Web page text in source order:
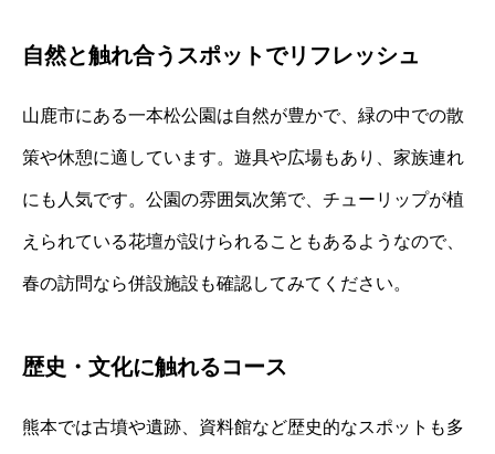
自然と触れ合うスポットでリフレッシュ
山鹿市にある一本松公園は自然が豊かで、緑の中での散
策や休憩に適しています。遊具や広場もあり、家族連れ
にも人気です。公園の雰囲気次第で、チューリップが植
えられている花壇が設けられることもあるようなので、
春の訪問なら併設施設も確認してみてください。
歴史・文化に触れるコース
熊本では古墳や遺跡、資料館など歴史的なスポットも多